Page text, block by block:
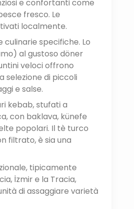
e confortanti come
fresco. Le
localmente.
specifiche. Lo
al gustoso döner
veloci offrono
selezione di piccoli
e salse.
kebab, stufati a
con baklava, künefe
popolari. Il tè turco
filtrato, è sia una
tipicamente
İzmir e la Tracia,
di assaggiare varietà